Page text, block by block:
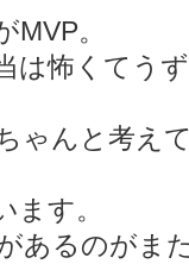
。
は怖くてう
ゃんと考え
ます。
あるのがま